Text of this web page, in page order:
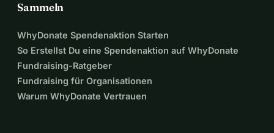
Sammeln
WhyDonate Spendenaktion Starten
So Erstellst Du eine Spendenaktion auf WhyDonate
Fundraising-Ratgeber
Fundraising für Organisationen
Warum WhyDonate Vertrauen